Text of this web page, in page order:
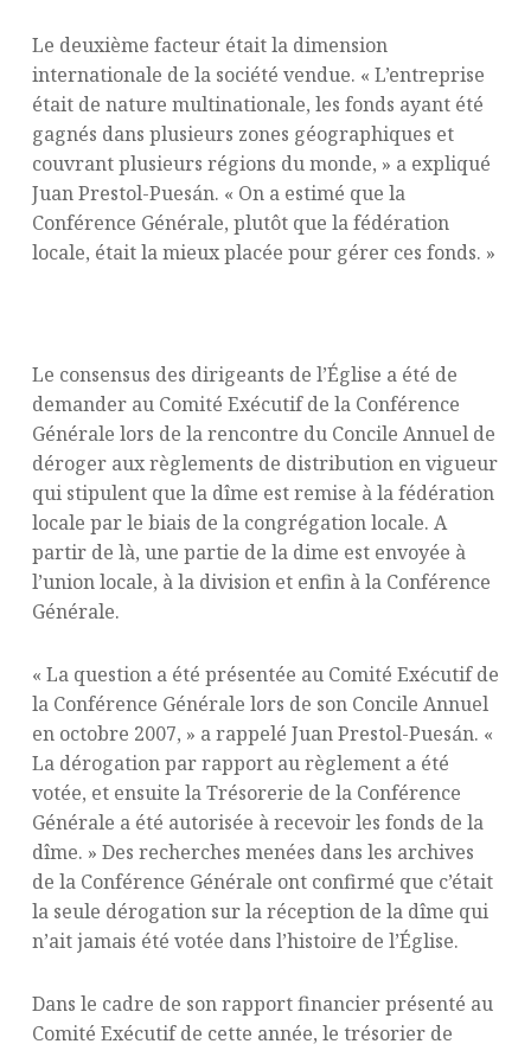
Le deuxième facteur était la dimension
internationale de la société vendue. « L’entreprise
était de nature multinationale, les fonds ayant été
gagnés dans plusieurs zones géographiques et
couvrant plusieurs régions du monde, » a expliqué
Juan Prestol-Puesán. « On a estimé que la
Conférence Générale, plutôt que la fédération
locale, était la mieux placée pour gérer ces fonds. »
Le consensus des dirigeants de l’Église a été de
demander au Comité Exécutif de la Conférence
Générale lors de la rencontre du Concile Annuel de
déroger aux règlements de distribution en vigueur
qui stipulent que la dîme est remise à la fédération
locale par le biais de la congrégation locale. A
partir de là, une partie de la dime est envoyée à
l’union locale, à la division et enfin à la Conférence
Générale.
« La question a été présentée au Comité Exécutif de
la Conférence Générale lors de son Concile Annuel
en octobre 2007, » a rappelé Juan Prestol-Puesán. «
La dérogation par rapport au règlement a été
votée, et ensuite la Trésorerie de la Conférence
Générale a été autorisée à recevoir les fonds de la
dîme. » Des recherches menées dans les archives
de la Conférence Générale ont confirmé que c’était
la seule dérogation sur la réception de la dîme qui
n’ait jamais été votée dans l’histoire de l’Église.
Dans le cadre de son rapport financier présenté au
Comité Exécutif de cette année, le trésorier de